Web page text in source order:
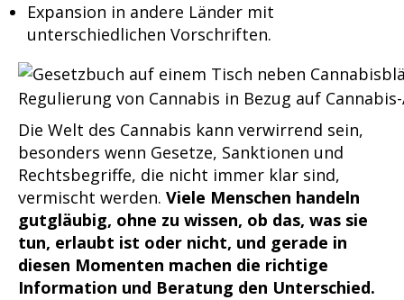
Expansion in andere Länder mit
unterschiedlichen Vorschriften.
Die Welt des Cannabis kann verwirrend sein,
besonders wenn Gesetze, Sanktionen und
Rechtsbegriffe, die nicht immer klar sind,
vermischt werden. Viele Menschen handeln
gutgläubig, ohne zu wissen, ob das, was sie
tun, erlaubt ist oder nicht, und gerade in
diesen Momenten machen die richtige
Information und Beratung den Unterschied.